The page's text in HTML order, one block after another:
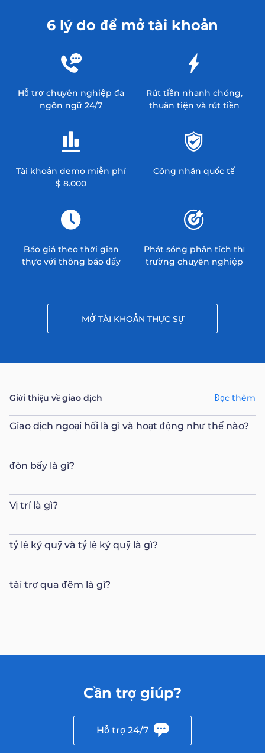
6 lý do để mở tài khoản
Hỗ trợ chuyên nghiệp đa
ngôn ngữ 24/7
Rút tiền nhanh chóng,
thuận tiện và rút tiền
Tài khoản demo miễn phí
$ 8.000
Công nhận quốc tế
Báo giá theo thời gian
thực với thông báo đẩy
Phát sóng phân tích thị
trường chuyên nghiệp
MỞ TÀI KHOẢN THỰC SỰ
Giới thiệu về giao dịch Đọc thêm
Giao dịch ngoại hối là gì và hoạt động như thế nào?
đòn bẩy là gì?
Vị trí là gì?
tỷ lệ ký quỹ và tỷ lệ ký quỹ là gì?
tài trợ qua đêm là gì?
Cần trợ giúp?
Hỗ trợ 24/7